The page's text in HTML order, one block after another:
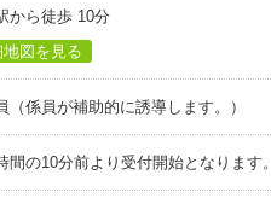
から徒歩 10分
地図を見る
（係員が補助的に誘導します。）
間の10分前より受付開始となります。